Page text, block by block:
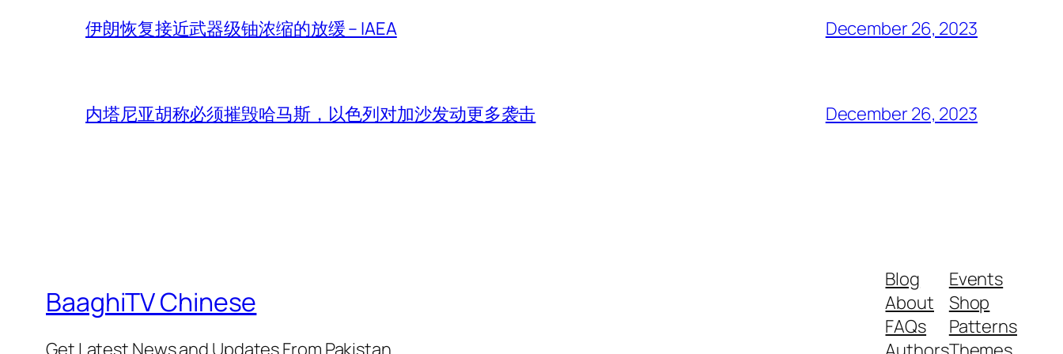
伊朗恢复接近武器级铀浓缩的放缓 – IAEA December 26, 2023
内塔尼亚胡称必须摧毁哈马斯，以色列对加沙发动更多袭击 December 26, 2023
BaaghiTV Chinese
Get Latest News and Updates From Pakistan
Blog
About
FAQs
Events
Shop
Patterns